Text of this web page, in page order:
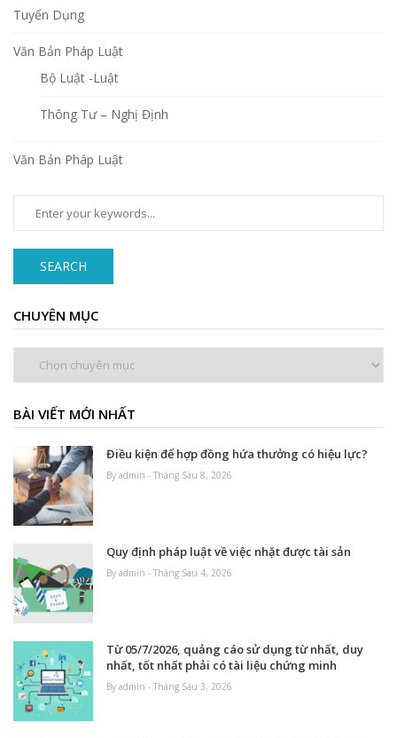
Tuyển Dụng
Văn Bản Pháp Luật
Bộ Luật -Luật
Thông Tư – Nghị Định
Văn Bản Pháp Luật
SEARCH
CHUYÊN MỤC
BÀI VIẾT MỚI NHẤT
Điều kiện để hợp đồng hứa thưởng có hiệu lực?
By admin - Tháng Sáu 8, 2026
Quy định pháp luật về việc nhặt được tài sản
By admin - Tháng Sáu 4, 2026
Từ 05/7/2026, quảng cáo sử dụng từ nhất, duy
nhất, tốt nhất phải có tài liệu chứng minh
By admin - Tháng Sáu 3, 2026